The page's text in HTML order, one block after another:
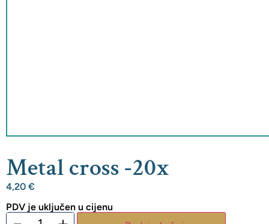
Metal cross -20x
4,20 €
PDV je uključen u cijenu